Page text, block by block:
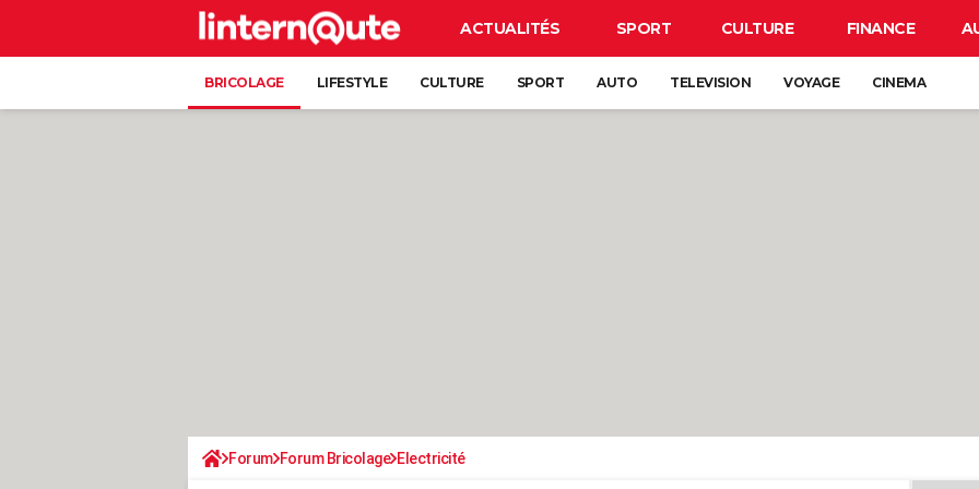
ACTUALITÉS SPORT CULTURE FINANCE
BRICOLAGE LIFESTYLE CULTURE SPORT AUTO TELEVISION VOYAGE CINEMA
Forum Forum Bricolage Electricité